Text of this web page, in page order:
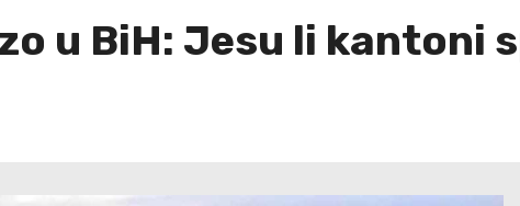
u BiH: Jesu li kantoni